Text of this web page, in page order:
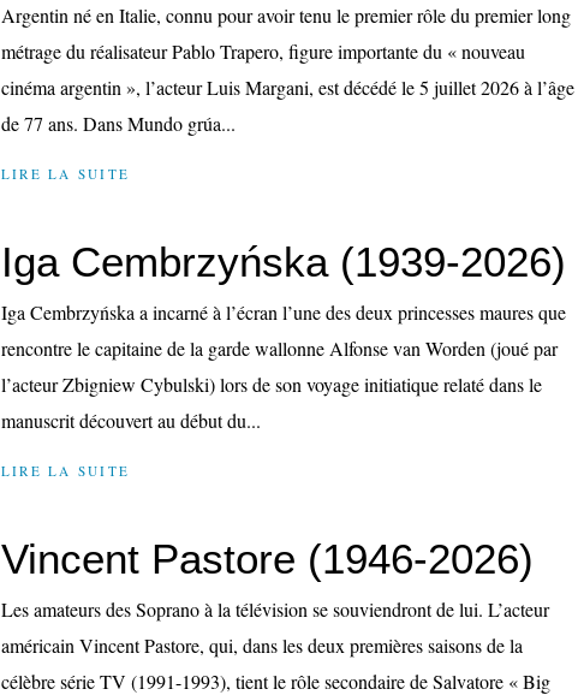
Argentin né en Italie, connu pour avoir tenu le premier rôle du premier long
métrage du réalisateur Pablo Trapero, figure importante du « nouveau
cinéma argentin », l’acteur Luis Margani, est décédé le 5 juillet 2026 à l’âge
de 77 ans. Dans Mundo grúa...
LIRE LA SUITE
Iga Cembrzyńska (1939-2026)
Iga Cembrzyńska a incarné à l’écran l’une des deux princesses maures que
rencontre le capitaine de la garde wallonne Alfonse van Worden (joué par
l’acteur Zbigniew Cybulski) lors de son voyage initiatique relaté dans le
manuscrit découvert au début du...
LIRE LA SUITE
Vincent Pastore (1946-2026)
Les amateurs des Soprano à la télévision se souviendront de lui. L’acteur
américain Vincent Pastore, qui, dans les deux premières saisons de la
célèbre série TV (1991-1993), tient le rôle secondaire de Salvatore « Big